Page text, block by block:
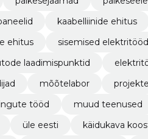
kaabelliinide ehitus
ehitus
sisemised elektritööd
laadimispunktid
mõõtelabor
tööd
muud teenused
üle eesti käidukava